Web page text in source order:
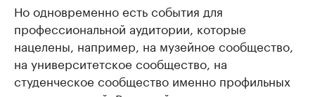
Но одновременно есть события для
профессиональной аудитории, которые
нацелены, например, на музейное сообщество,
на университетское сообщество, на
студенческое сообщество именно профильных